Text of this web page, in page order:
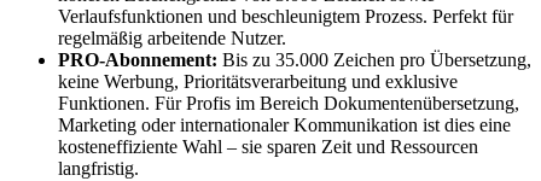
Verlaufsfunktionen und beschleunigtem Prozess. Perfekt für
regelmäßig arbeitende Nutzer.
PRO-Abonnement: Bis zu 35.000 Zeichen pro Übersetzung,
keine Werbung, Prioritätsverarbeitung und exklusive
Funktionen. Für Profis im Bereich Dokumentenübersetzung,
Marketing oder internationaler Kommunikation ist dies eine
kosteneffiziente Wahl – sie sparen Zeit und Ressourcen
langfristig.